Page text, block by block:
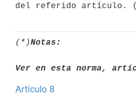
(*)Notas:
Ver en esta norma,
Artículo 8